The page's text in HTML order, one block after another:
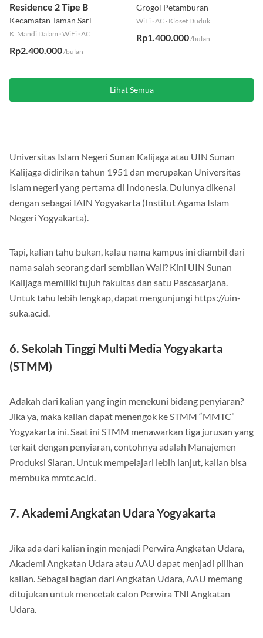
Residence 2 Tipe B
Kecamatan Taman Sari
K. Mandi Dalam ·WiFi ·AC
Rp2.400.000/bulan
Grogol Petamburan
WiFi ·AC · Kloset Duduk
Rp1.400.000/bulan
Lihat Semua
Universitas Islam Negeri Sunan Kalijaga atau UIN Sunan
Kalijaga didirikan tahun 1951 dan merupakan Universitas
Islam negeri yang pertama di Indonesia. Dulunya dikenal
dengan sebagai IAIN Yogyakarta (Institut Agama Islam
Negeri Yogyakarta).
Tapi, kalian tahu bukan, kalau nama kampus ini diambil dari
nama salah seorang dari sembilan Wali? Kini UIN Sunan
Kalijaga memiliki tujuh fakultas dan satu Pascasarjana.
Untuk tahu lebih lengkap, dapat mengunjungi https://uin-
suka.ac.id.
6. Sekolah Tinggi Multi Media Yogyakarta
(STMM)
Adakah dari kalian yang ingin menekuni bidang penyiaran?
Jika ya, maka kalian dapat menengok ke STMM “MMTC”
Yogyakarta ini. Saat ini STMM menawarkan tiga jurusan yang
terkait dengan penyiaran, contohnya adalah Manajemen
Produksi Siaran. Untuk mempelajari lebih lanjut, kalian bisa
membuka mmtc.ac.id.
7. Akademi Angkatan Udara Yogyakarta
Jika ada dari kalian ingin menjadi Perwira Angkatan Udara,
Akademi Angkatan Udara atau AAU dapat menjadi pilihan
kalian. Sebagai bagian dari Angkatan Udara, AAU memang
ditujukan untuk mencetak calon Perwira TNI Angkatan
Udara.